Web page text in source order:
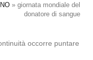
» giornata mondiale del
donatore di sangue
occorre puntare